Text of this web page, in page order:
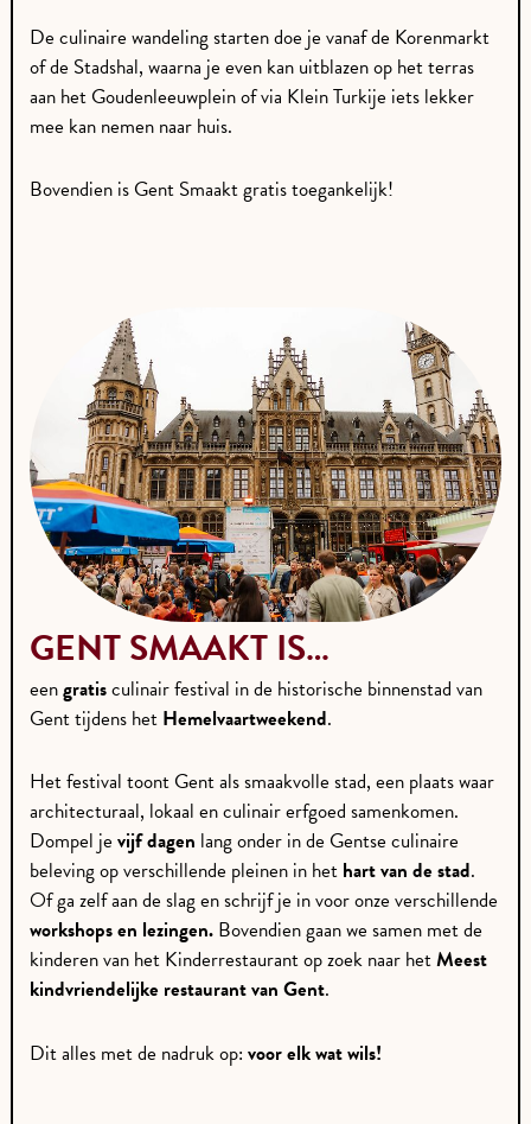
De culinaire wandeling starten doe je vanaf de Korenmarkt
of de Stadshal, waarna je even kan uitblazen op het terras
aan het Goudenleeuwplein of via Klein Turkije iets lekker
mee kan nemen naar huis.
Bovendien is Gent Smaakt gratis toegankelijk!
GENT SMAAKT IS…
eengratisculinair festival in de historische binnenstad van
Gent tijdens het Hemelvaartweekend.
Het festival toont Gent als smaakvolle stad, een plaats waar
architecturaal, lokaal en culinair erfgoed samenkomen.
Dompel jevijf dagen lang onder in de Gentse culinaire
beleving op verschillende pleinen in het hart van de stad.
Of ga zelf aan de slag en schrijf je in voor onze verschillende
workshops en lezingen. Bovendien gaan we samen met de
kinderen van het Kinderrestaurant op zoek naar hetMeest
kindvriendelijke restaurant van Gent.
Dit alles met de nadruk op: voor elk wat wils!